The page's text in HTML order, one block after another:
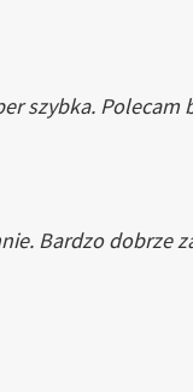
szybka. Polecam
Bardzo dobrze